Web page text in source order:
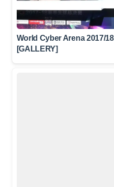
World Cyber Arena 2017/
[GALLERY]